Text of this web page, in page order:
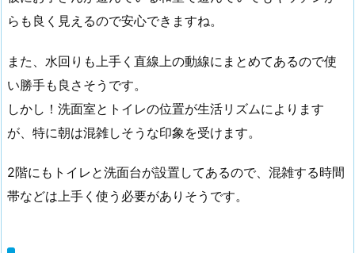
らも良く見えるので安心できますね。
また、水回りも上手く直線上の動線にまとめてあるので使
い勝手も良さそうです。
しかし！洗面室とトイレの位置が生活リズムによります
が、特に朝は混雑しそうな印象を受けます。
2階にもトイレと洗面台が設置してあるので、混雑する時間
帯などは上手く使う必要がありそうです。